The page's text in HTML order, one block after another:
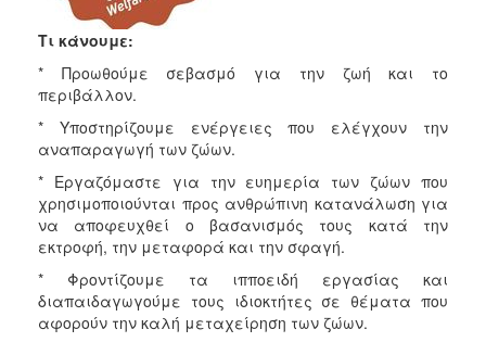
Τι κάνουμε:
* Προωθούμε σεβασμό για την ζωή και το
περιβάλλον.
* Υποστηρίζουμε ενέργειες που ελέγχουν την
αναπαραγωγή των ζώων.
* Εργαζόμαστε για την ευημερία των ζώων που
χρησιμοποιούνται προς ανθρώπινη κατανάλωση για
να αποφευχθεί ο βασανισμός τους κατά την
εκτροφή, την μεταφορά και την σφαγή.
* Φροντίζουμε τα ιπποειδή εργασίας και
διαπαιδαγωγούμε τους ιδιοκτήτες σε θέματα που
αφορούν την καλή μεταχείρηση των ζώων.